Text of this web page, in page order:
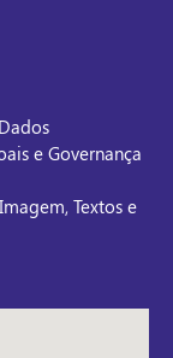
e Governança
Textos e